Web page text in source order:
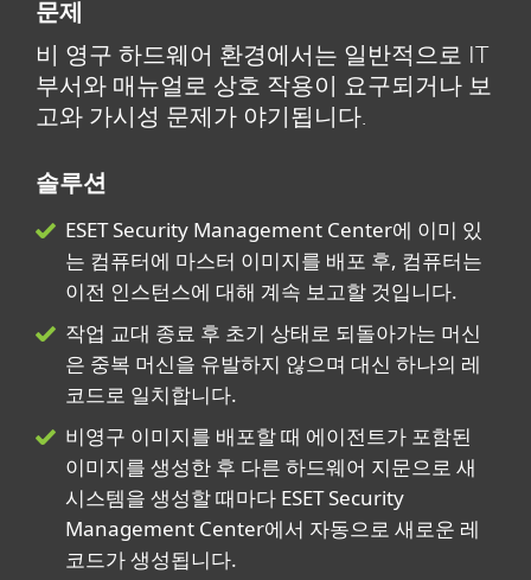
문제
비 영구 하드웨어 환경에서는 일반적으로 IT
부서와 매뉴얼로 상호 작용이 요구되거나 보
고와 가시성 문제가 야기됩니다.
솔루션
ESET Security Management Center에 이미 있
는 컴퓨터에 마스터 이미지를 배포 후, 컴퓨터는
이전 인스턴스에 대해 계속 보고할 것입니다.
작업 교대 종료 후 초기 상태로 되돌아가는 머신
은 중복 머신을 유발하지 않으며 대신 하나의 레
코드로 일치합니다.
비영구 이미지를 배포할 때 에이전트가 포함된
이미지를 생성한 후 다른 하드웨어 지문으로 새
시스템을 생성할 때마다 ESET Security
Management Center에서 자동으로 새로운 레
코드가 생성됩니다.